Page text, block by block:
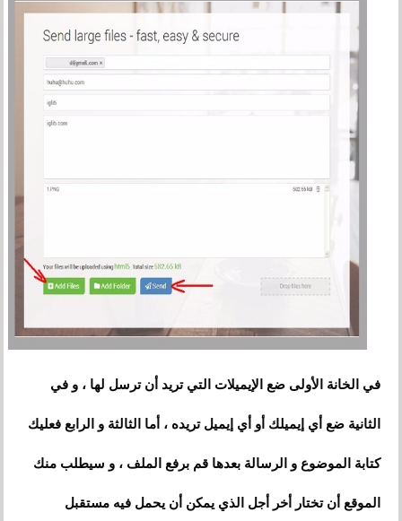
في الخانة الأولى ضع الإيميلات التي تريد أن ترسل لها ، و في
الثانية ضع أي إيميلك أو أي إيميل تريده ، أما الثالثة و الرابع فعليك
كتابة الموضوع و الرسالة بعدها قم برفع الملف ، و سيطلب منك
الموقع أن تختار أخر أجل الذي يمكن أن يحمل فيه مستقبل